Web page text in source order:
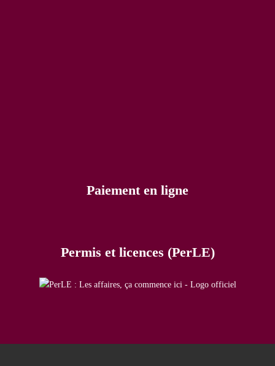
Paiement en ligne
Permis et licences (PerLE)